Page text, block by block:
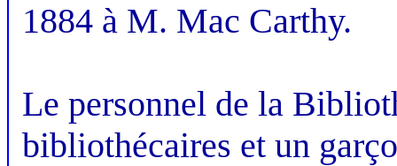
1884 à M. Mac Carthy.
Le personnel de la
bibliothécaires et un